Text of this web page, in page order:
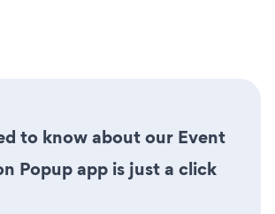
to know about our Event
Popup app is just a click